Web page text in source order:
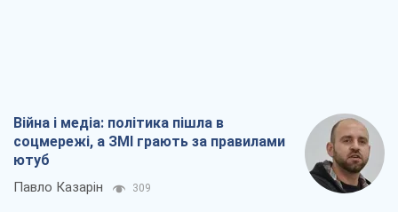
Війна і медіа: політика пішла в
соцмережі, а ЗМІ грають за правилами
ютуб
Павло Казарін 309